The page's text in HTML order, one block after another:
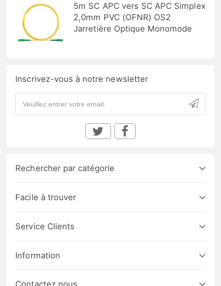
5m SC APC vers SC APC Simplex
2,0mm PVC (OFNR) OS2
Jarretière Optique Monomode
Inscrivez-vous à notre newsletter
Rechercher par catégorie
Facile à trouver
Service Clients
Information